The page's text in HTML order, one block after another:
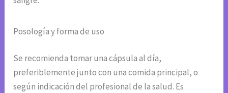
Posología y forma de uso
Se recomienda tomar una cápsula al día,
preferiblemente junto con una comida principal, o
según indicación del profesional de la salud. Es